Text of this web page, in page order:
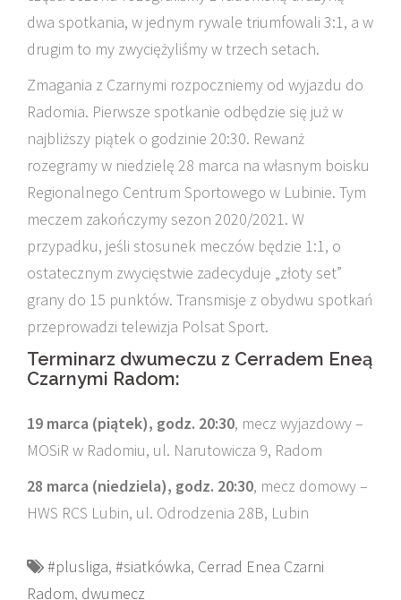
dwa spotkania, w jednym rywale triumfowali 3:1, a w
drugim to my zwyciężyliśmy w trzech setach.
Zmagania z Czarnymi rozpoczniemy od wyjazdu do
Radomia. Pierwsze spotkanie odbędzie się już w
najbliższy piątek o godzinie 20:30. Rewanż
rozegramy w niedzielę 28 marca na własnym boisku
Regionalnego Centrum Sportowego w Lubinie. Tym
meczem zakończymy sezon 2020/2021. W
przypadku, jeśli stosunek meczów będzie 1:1, o
ostatecznym zwycięstwie zadecyduje „złoty set”
grany do 15 punktów. Transmisje z obydwu spotkań
przeprowadzi telewizja Polsat Sport.
Terminarz dwumeczu z Cerradem Eneą
Czarnymi Radom:
19 marca (piątek), godz. 20:30, mecz wyjazdowy –
MOSiR w Radomiu, ul. Narutowicza 9, Radom
28 marca (niedziela), godz. 20:30, mecz domowy –
HWS RCS Lubin, ul. Odrodzenia 28B, Lubin
#plusliga, #siatkówka, Cerrad Enea Czarni
Radom, dwumecz